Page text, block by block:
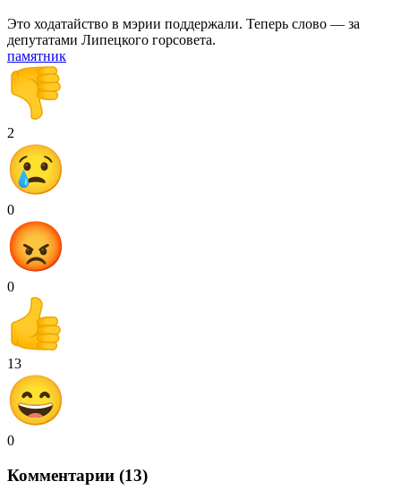
Это ходатайство в мэрии поддержали. Теперь слово — за
депутатами Липецкого горсовета.
памятник
2
0
0
13
0
Комментарии (13)